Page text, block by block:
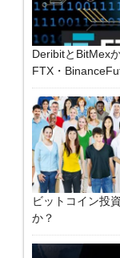
DeribitとBitMex
FTX・
ビットコイン投
か？